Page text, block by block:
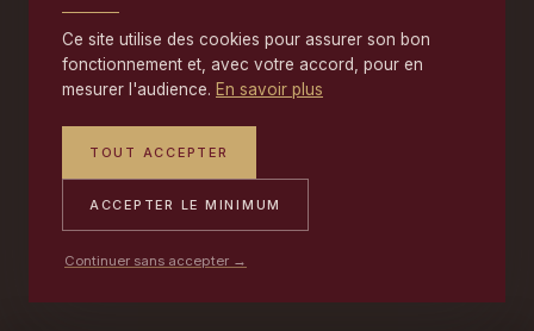
Ce site utilise des cookies pour assurer son bon
fonctionnement et, avec votre accord, pour en
mesurer l'audience. En savoir plus
TOUT ACCEPTER
ACCEPTER LE MINIMUM
Continuer sans accepter →